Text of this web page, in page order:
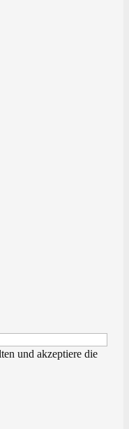
und akzeptiere die